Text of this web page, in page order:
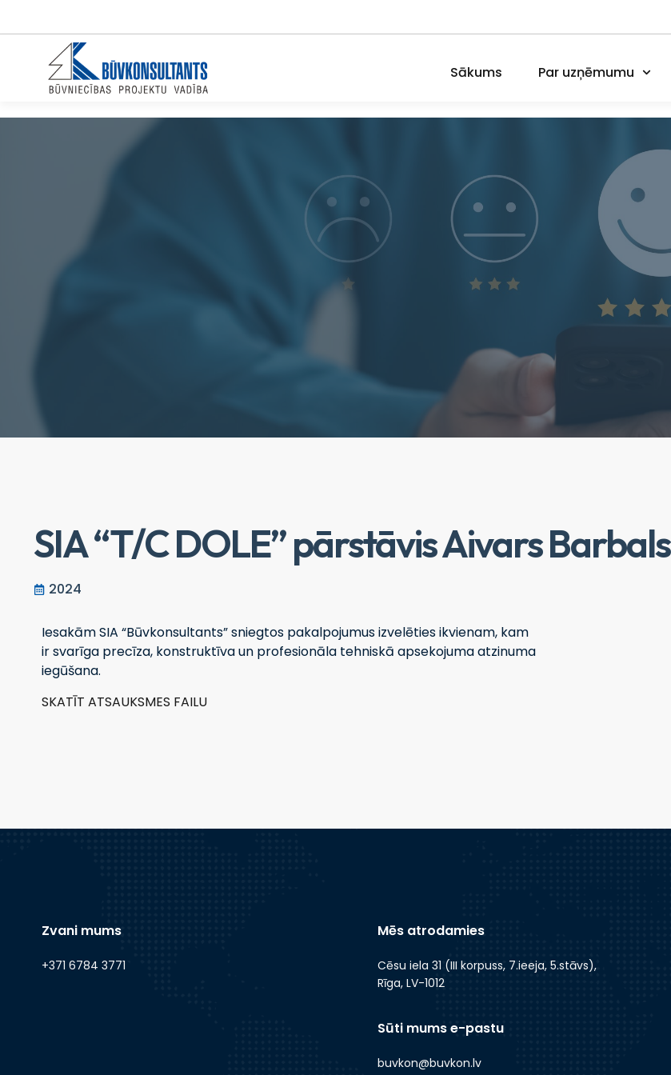
Sākums Par uzņēmumu
SIA “T/C DOLE” pārstāvis Aivars Barbals
2024
Iesakām SIA “Būvkonsultants” sniegtos pakalpojumus izvelēties ikvienam, kam
ir svarīga precīza, konstruktīva un profesionāla tehniskā apsekojuma atzinuma
iegūšana.
SKATĪT ATSAUKSMES FAILU
Zvani mums
+371 6784 3771
Mēs atrodamies
Cēsu iela 31 (III korpuss, 7.ieeja, 5.stāvs),
Rīga, LV-1012
Sūti mums e-pastu
buvkon@buvkon.lv